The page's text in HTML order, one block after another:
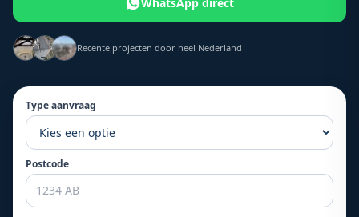
Recente projecten door heel Nederland
Type aanvraag
Postcode